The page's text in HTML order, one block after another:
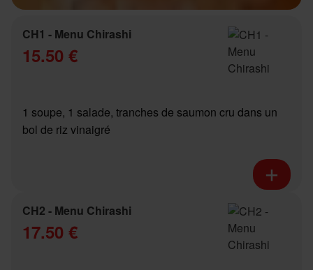
CH1 - Menu Chirashi
15.50 €
1 soupe, 1 salade, tranches de saumon cru dans un
bol de riz vinaigré
CH2 - Menu Chirashi
17.50 €